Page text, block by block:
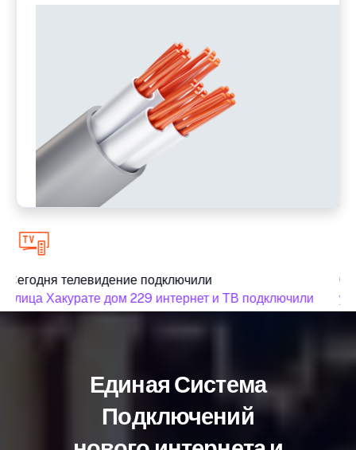
Сегодня телевидение подключили
улица Хакурате дом 229 интернет и ТВ подключили
Единая Система
Подключений